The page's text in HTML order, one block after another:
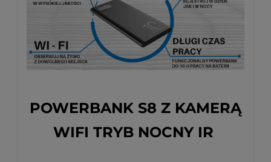
POWERBANK S8 Z KAMERĄ
WIFI TRYB NOCNY IR